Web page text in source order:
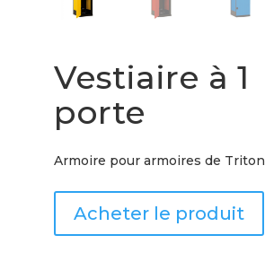
Vestiaire à 1
porte
Armoire pour armoires de Triton
Acheter le produit